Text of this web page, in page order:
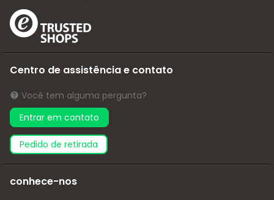
Centro de assistência e contato
Você tem alguma pergunta?
Entrar em contato
pedido de retirada
conhece-nos